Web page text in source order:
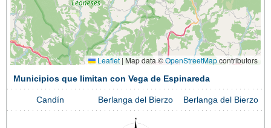
Leaflet | Map data ©OpenStreetMapcontributors
Municipios que limitan con Vega de Espinareda
Candín Berlanga del Bierzo Berlanga del Bierzo